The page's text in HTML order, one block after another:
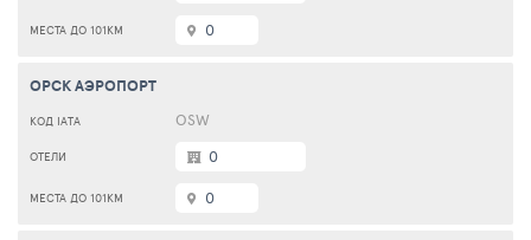
0
ОРСК АЭРОПОРТ
OSW
0
0